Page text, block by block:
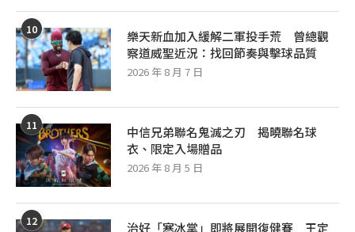
10
樂天新血加入緩解二軍投手荒 曾總觀
察道威聖近況：找回節奏與擊球品質
2026 年 8 月 7 日
11
中信兄弟聯名鬼滅之刃 揭曉聯名球
衣、限定入場贈品
2026 年 8 月 5 日
12
治好「寒冰掌」即將展開復健賽 王定